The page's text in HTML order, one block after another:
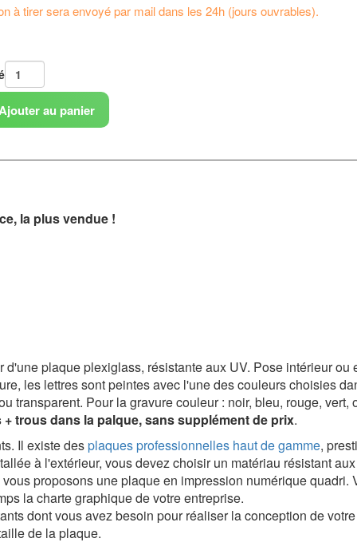
à tirer sera envoyé par mail dans les 24h (jours ouvrables).
au panier
la plus vendue !
plaque plexiglass, résistante aux UV. Pose intérieur
les lettres sont peintes avec l'une des couleurs choisies
transparent. Pour la gravure couleur : noir, bleu, rouge, vert,
trous dans la palque, sans supplément de prix.
Il existe desplaques professionnelles haut de gamme,
à l'extérieur, vous devez choisir un matériau résistant
proposons une plaque en impression numérique
la charte graphique de votre entreprise.
dont vous avez besoin pour réaliser la conception de
de la plaque.